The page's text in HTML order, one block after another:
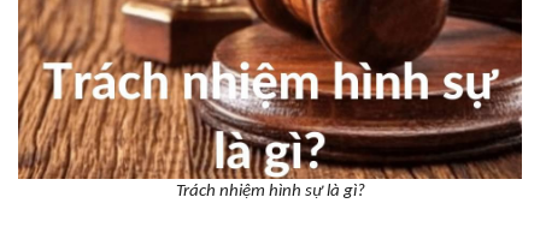
Trách nhiệm hình sự là gì?